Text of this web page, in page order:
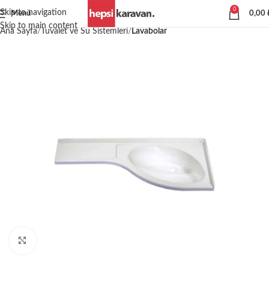
Skip to navigation
Skip to main content
Menü
0
0,00
Ana Sayfa Tuvalet ve Su Sistemleri Lavabolar